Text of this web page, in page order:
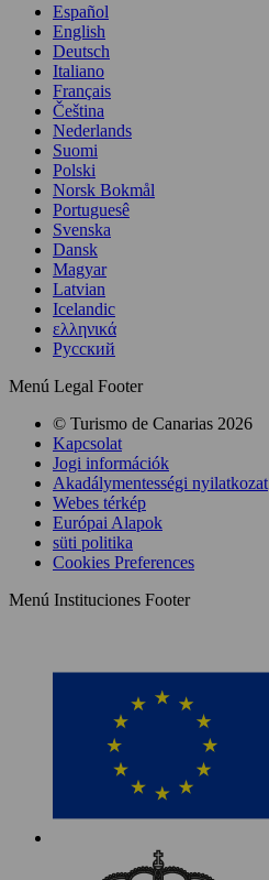
Español
English
Deutsch
Italiano
Français
Čeština
Nederlands
Suomi
Polski
Norsk Bokmål
Portuguesê
Svenska
Dansk
Magyar
Latvian
Icelandic
ελληνικά
Pусский
Menú Legal Footer
© Turismo de Canarias 2026
Kapcsolat
Jogi információk
Akadálymentességi nyilatkozat
Webes térkép
Európai Alapok
süti politika
Cookies Preferences
Menú Instituciones Footer